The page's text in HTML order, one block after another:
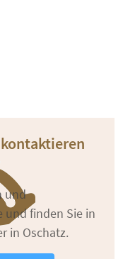
und
und finden Sie in
in Oschatz.